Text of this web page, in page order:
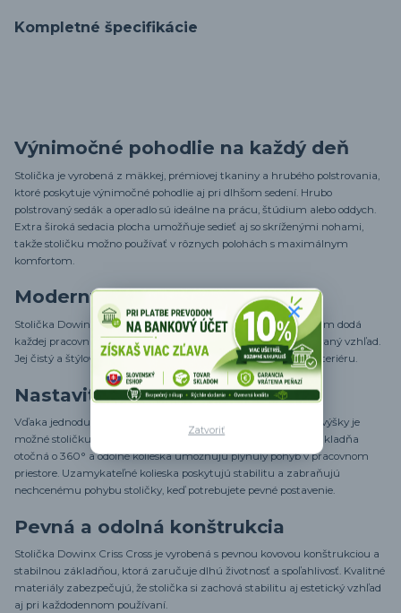
Kompletné špecifikácie
Výnimočné pohodlie na každý deň
Stolička je vyrobená z mäkkej, prémiovej tkaniny a hrubého polstrovania,
ktoré poskytuje výnimočné pohodlie aj pri dlhšom sedení. Hrubo
polstrovaný sedák a operadlo sú ideálne na prácu, štúdium alebo oddych.
Extra široká sedacia plocha umožňuje sedieť aj so skríženými nohami,
takže stoličku možno používať v rôznych polohách s maximálnym
komfortom.
Moderný a elegantný vzhľad
Stolička Dowinx Criss Cross so špeciálnym krížovým prešívaním dodá
každej pracovni alebo domácej kancelárii moderný a sofistikovaný vzhľad.
Jej čistý a štýlový dizajn sa ľahko prispôsobí rôznym štýlom interiéru.
Nastaviteľný a praktický dizajn
Vďaka jednoducho ovládateľnému mechanizmu nastavenia výšky je
možné stoličku ľahko prispôsobiť individuálnym potrebám. Základňa
otočná o 360° a odolné kolieska umožňujú plynulý pohyb v pracovnom
priestore. Uzamykateľné kolieska poskytujú stabilitu a zabraňujú
nechcenému pohybu stoličky, keď potrebujete pevné postavenie.
Pevná a odolná konštrukcia
Stolička Dowinx Criss Cross je vyrobená s pevnou kovovou konštrukciou a
stabilnou základňou, ktorá zaručuje dlhú životnosť a spoľahlivosť. Kvalitné
materiály zabezpečujú, že stolička si zachová stabilitu aj estetický vzhľad
aj pri každodennom používaní.
Zatvoriť